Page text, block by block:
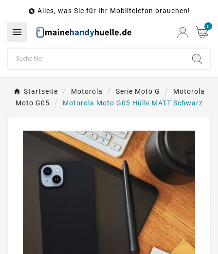
 Alles, was Sie für Ihr Mobiltelefon brauchen!
 0
Startseite Motorola Serie Moto G
Motorola
Moto G05
Motorola Moto G05 Hülle MATT Schwarz